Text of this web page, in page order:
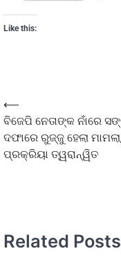
Like this:
⟵
ବିଜେପି ନେତାଙ୍କ ନାଁରେ
ଦଫାରେ ରୁଜ୍ଜୁ ହେଲା
ପ୍ରକ୍ରିୟା ତ୍ୱରାନ୍ୱିତ
Related Posts